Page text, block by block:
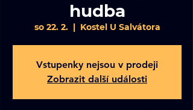
hudba
so 22. 2.
  |
Kostel U Salvátora
Vstupenky nejsou v prodeji
Zobrazit další události